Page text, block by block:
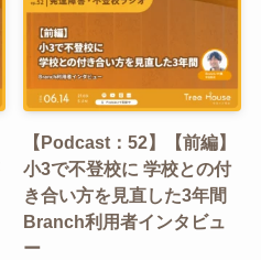
【Podcast：52】【前編】
小3で不登校に 学校との付
き合い方を見直した3年間
Branch利用者インタビュ
ー